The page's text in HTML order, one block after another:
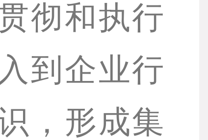
彻和执行
到企业行
，形成集